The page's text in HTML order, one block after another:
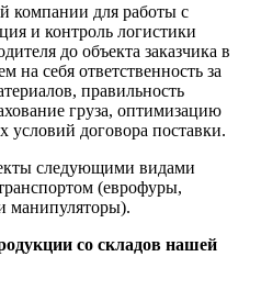
компании для работы с
и контроль логистики
до объекта заказчика в
себя ответственность за
правильность
груза, оптимизацию
условий договора поставки.
следующими видами
(еврофуры,
манипуляторы).
со складов нашей